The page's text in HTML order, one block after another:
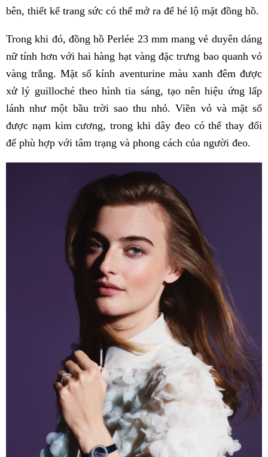
bên, thiết kế trang sức có thể mở ra để hé lộ mặt đồng hồ.
Trong khi đó, đồng hồ Perlée 23 mm mang vẻ duyên dáng
nữ tính hơn với hai hàng hạt vàng đặc trưng bao quanh vỏ
vàng trắng. Mặt số kính aventurine màu xanh đêm được
xử lý guilloché theo hình tia sáng, tạo nên hiệu ứng lấp
lánh như một bầu trời sao thu nhỏ. Viền vỏ và mặt số
được nạm kim cương, trong khi dây đeo có thể thay đổi
để phù hợp với tâm trạng và phong cách của người đeo.